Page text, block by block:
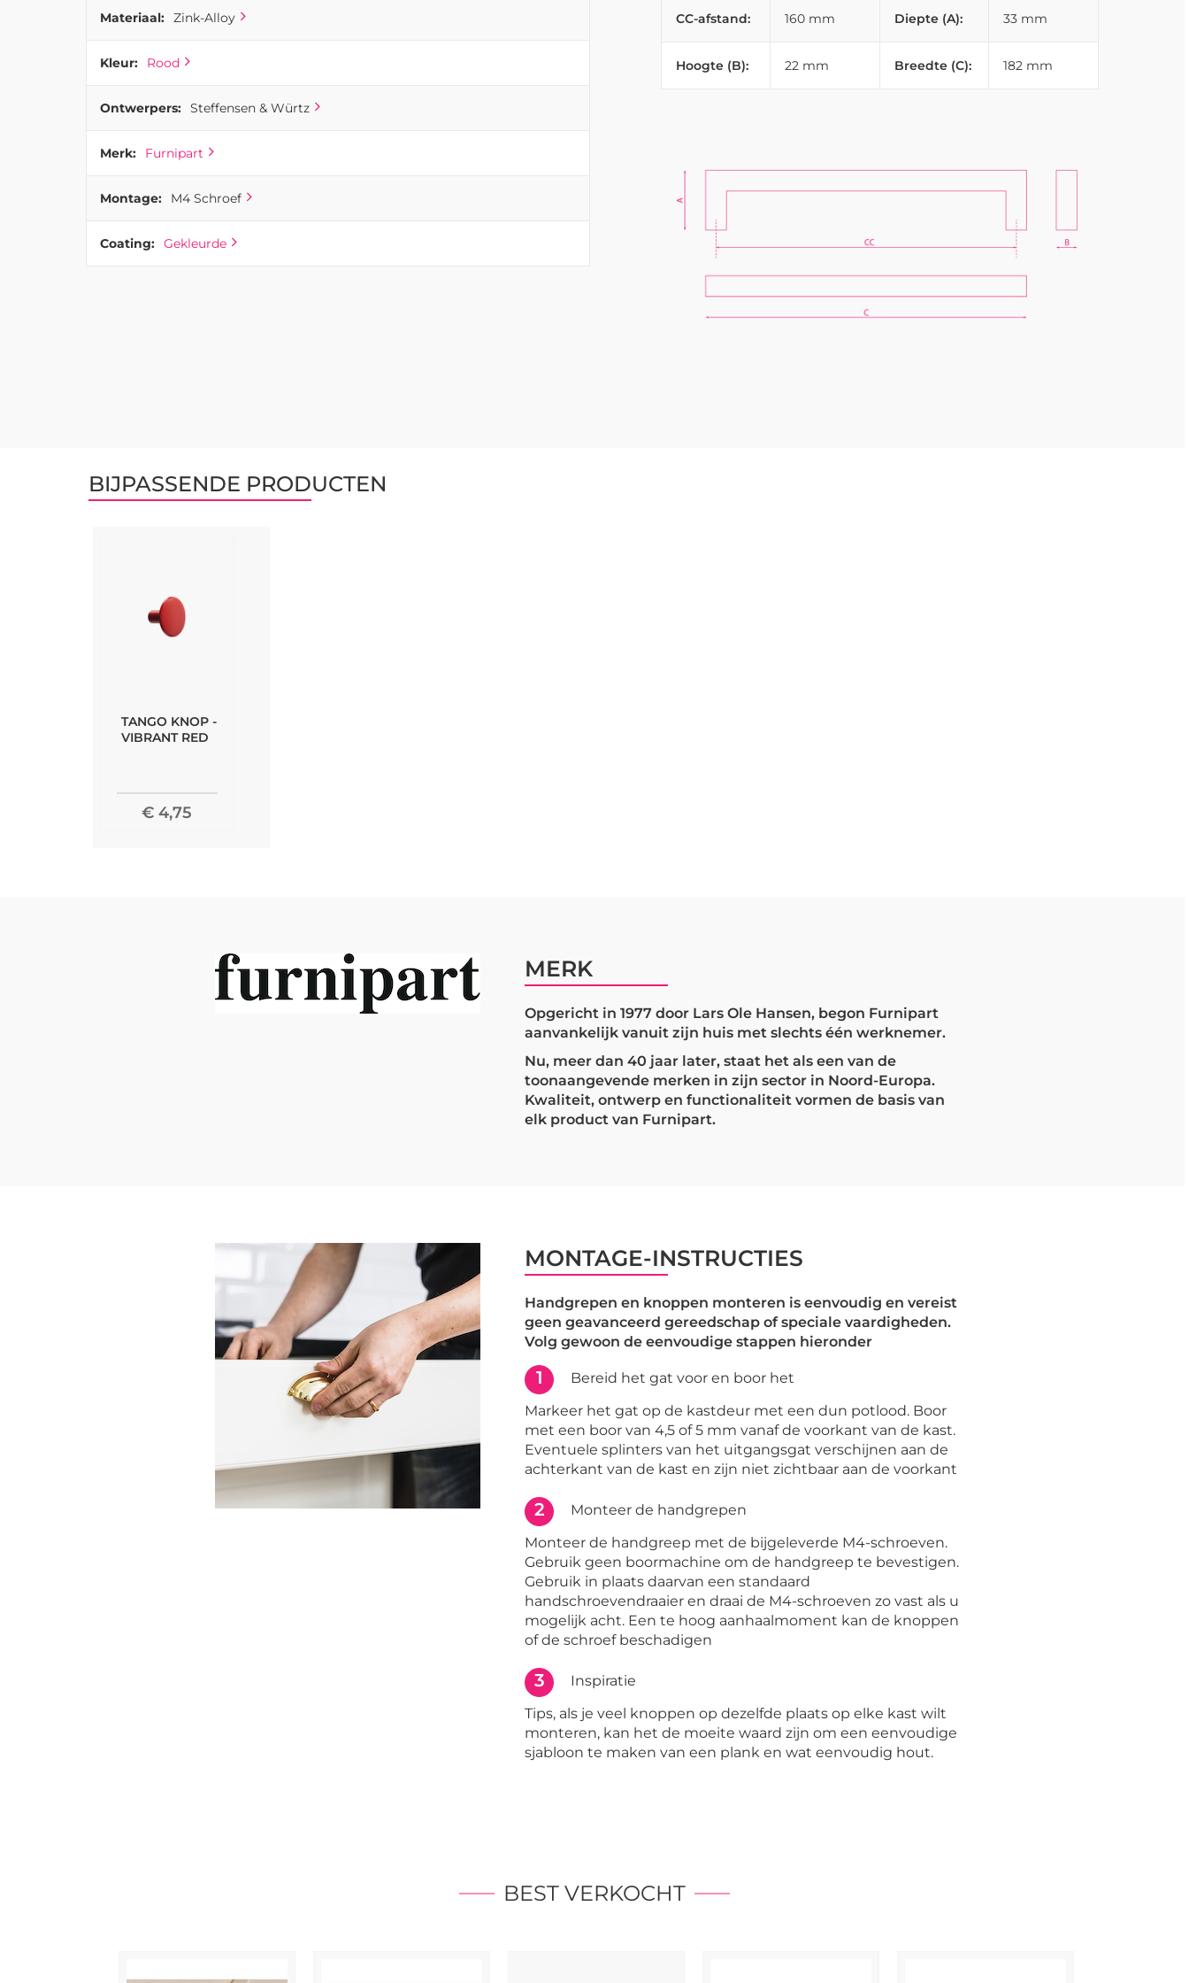
Materiaal: Zink-Alloy
Kleur: Rood
Ontwerpers: Steffensen & Würtz
Merk: Furnipart
Montage: M4 Schroef
Coating: Gekleurde
CC-afstand: 160 mm Diepte (A): 33 mm
Hoogte (B): 22 mm Breedte (C): 182 mm
BIJPASSENDE PRODUCTEN
TANGO KNOP -
VIBRANT RED
€ 4,75
MERK
Opgericht in 1977 door Lars Ole Hansen, begon Furnipart
aanvankelijk vanuit zijn huis met slechts één werknemer.
Nu, meer dan 40 jaar later, staat het als een van de
toonaangevende merken in zijn sector in Noord-Europa.
Kwaliteit, ontwerp en functionaliteit vormen de basis van
elk product van Furnipart.
MONTAGE-INSTRUCTIES
Handgrepen en knoppen monteren is eenvoudig en vereist
geen geavanceerd gereedschap of speciale vaardigheden.
Volg gewoon de eenvoudige stappen hieronder
1
Bereid het gat voor en boor het
Markeer het gat op de kastdeur met een dun potlood. Boor
met een boor van 4,5 of 5 mm vanaf de voorkant van de kast.
Eventuele splinters van het uitgangsgat verschijnen aan de
achterkant van de kast en zijn niet zichtbaar aan de voorkant
2
Monteer de handgrepen
Monteer de handgreep met de bijgeleverde M4-schroeven.
Gebruik geen boormachine om de handgreep te bevestigen.
Gebruik in plaats daarvan een standaard
handschroevendraaier en draai de M4-schroeven zo vast als u
mogelijk acht. Een te hoog aanhaalmoment kan de knoppen
of de schroef beschadigen
3
Inspiratie
Tips, als je veel knoppen op dezelfde plaats op elke kast wilt
monteren, kan het de moeite waard zijn om een eenvoudige
sjabloon te maken van een plank en wat eenvoudig hout.
BEST VERKOCHT